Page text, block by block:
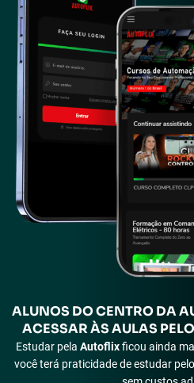
ALUNOSDO CENTRO DA
ACESSAR ÀSAULAS
Estudar pela Autoflixficou ainda
você terá praticidade de estudar